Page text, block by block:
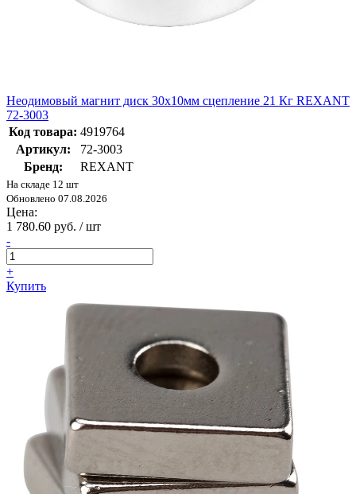
Неодимовый магнит диск 30х10мм сцепление 21 Кг REXANT
72-3003
Код товара: 4919764
Артикул:
72-3003
Бренд:
REXANT
На складе 12 шт
Обновлено 07.08.2026
Цена:
1 780.60 руб. / шт
-
+
Купить